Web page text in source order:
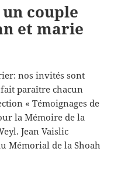
couple
et marie
nos invités sont
paraître chacun
« Témoignages de
la Mémoire de la
Jean Vaislic
Mémorial de la Shoah